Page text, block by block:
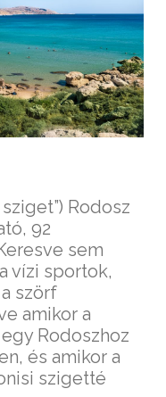
Rodosz
92
sem
vízi sportok,
szörf
amikor a
Rodoszhoz
és amikor a
szigetté